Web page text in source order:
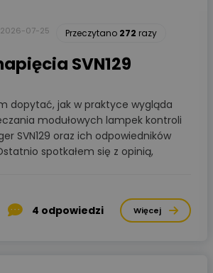
2026-07-25 Przeczytano 272 razy
SVN129
dopytać, jak w praktyce wygląda
modułowych lampek kontroli
SVN129 oraz ich odpowiedników
spotkałem się z opinią,
4 odpowiedzi Więcej